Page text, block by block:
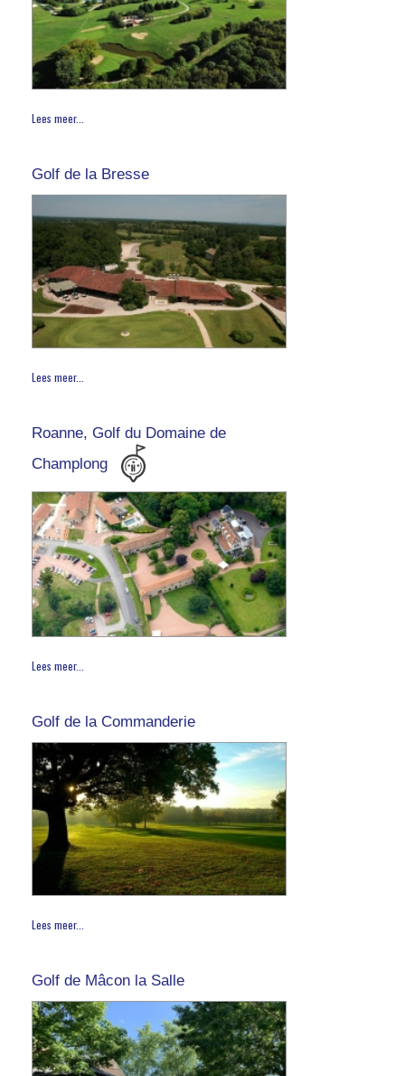
Lees meer...
Golf de la Bresse
Lees meer...
Roanne, Golf du Domaine de
Champlong
Lees meer...
Golf de la Commanderie
Lees meer...
Golf de Mâcon la Salle